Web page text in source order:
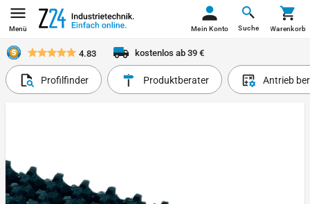
Menü Suche
Mein Konto Warenkorb
4.83 kostenlos ab 39 €
Profilfinder Produktberater Antrieb